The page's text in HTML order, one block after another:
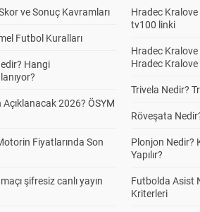
ve Sonuç Kavramları
Futbol Kuralları
Hangi
Açıklanacak 2026? ÖSYM
Fiyatlarında Son
şifresiz canlı yayın
Hradec Kralove
tv100 linki
Hradec
Hradec
Trivela Nedir?
Röveşata
Plonjon Nedir?
Yapılır?
Futbolda Asist
Kriterleri